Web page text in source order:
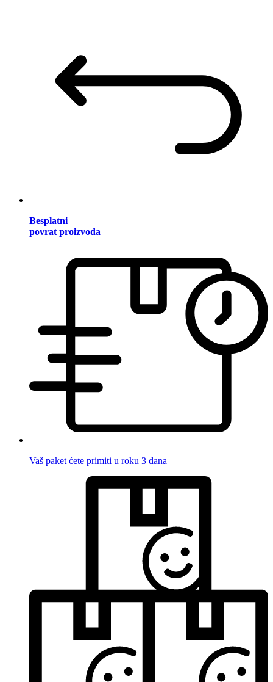
Besplatni
povrat proizvoda
Vaš paket ćete primiti u roku 3 dana